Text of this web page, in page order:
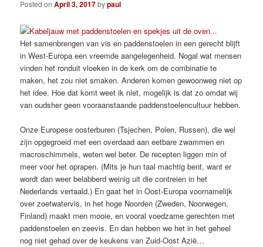
Posted onApril 3, 2017bypaul
Het samenbrengen van vis en paddenstoelen in een gerecht blijft
in West-Europa een vreemde aangelegenheid. Nogal wat mensen
vinden het ronduit vloeken in de kerk om de combinatie te
maken, het zou niet smaken. Anderen komen gewoonweg niet op
het idee. Hoe dat komt weet ik niet, mogelijk is dat zo omdat wij
van oudsher geen vooraanstaande paddenstoelencultuur hebben.
Onze Europese oosterburen (Tsjechen, Polen, Russen), die wel
zijn opgegroeid met een overdaad aan eetbare zwammen en
macroschimmels, weten wel beter. De recepten liggen min of
meer voor het oprapen. (Mits je hun taal machtig bent, want er
wordt dan weer belabberd weinig uit die contreien in het
Nederlands vertaald.) En gaat het in Oost-Europa voornamelijk
over zoetwatervis, in het hoge Noorden (Zweden, Noorwegen,
Finland) maakt men mooie, en vooral voedzame gerechten met
paddenstoelen en zeevis. En dan hebben we het in het geheel
nog niet gehad over de keukens van Zuid-Oost Azië…